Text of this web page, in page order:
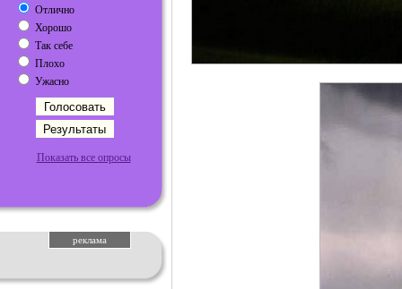
Отлично
Хорошо
Так себе
Плохо
Ужасно
Показать все опросы
реклама